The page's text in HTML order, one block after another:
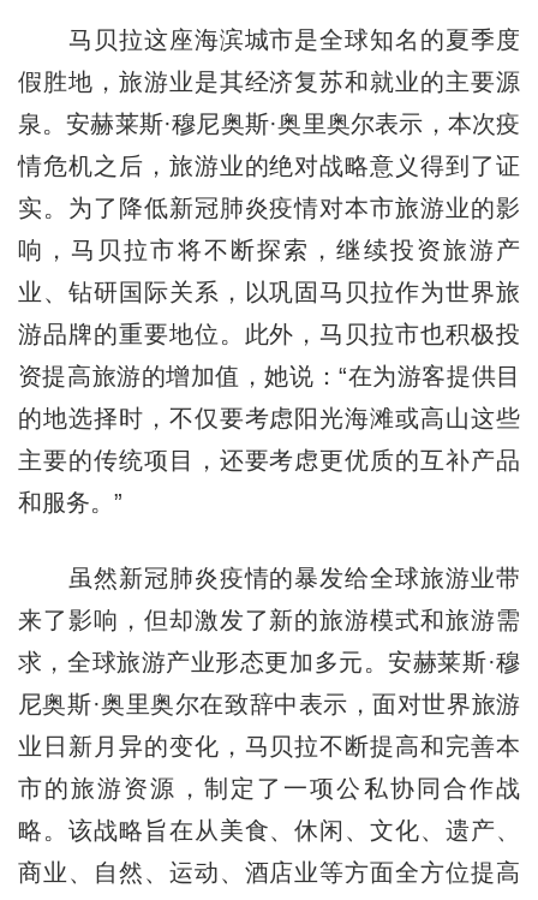
马贝拉这座海滨城市是全球知名的夏季度
假胜地，旅游业是其经济复苏和就业的主要源
泉。安赫莱斯·穆尼奥斯·奥里奥尔表示，本次疫
情危机之后，旅游业的绝对战略意义得到了证
实。为了降低新冠肺炎疫情对本市旅游业的影
响，马贝拉市将不断探索，继续投资旅游产
业、钻研国际关系，以巩固马贝拉作为世界旅
游品牌的重要地位。此外，马贝拉市也积极投
资提高旅游的增加值，她说：“在为游客提供目
的地选择时，不仅要考虑阳光海滩或高山这些
主要的传统项目，还要考虑更优质的互补产品
和服务。”
虽然新冠肺炎疫情的暴发给全球旅游业带
来了影响，但却激发了新的旅游模式和旅游需
求，全球旅游产业形态更加多元。安赫莱斯·穆
尼奥斯·奥里奥尔在致辞中表示，面对世界旅游
业日新月异的变化，马贝拉不断提高和完善本
市的旅游资源，制定了一项公私协同合作战
略。该战略旨在从美食、休闲、文化、遗产、
商业、自然、运动、酒店业等方面全方位提高